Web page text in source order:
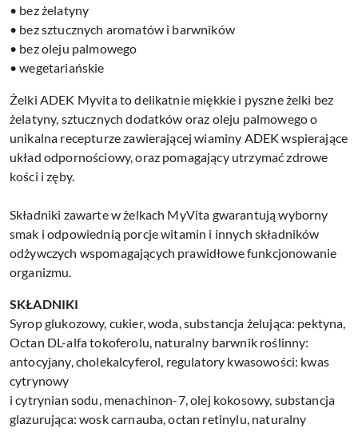
• bez żelatyny
• bez sztucznych aromatów i barwników
• bez oleju palmowego
• wegetariańskie
Żelki ADEK Myvita to delikatnie miękkie i pyszne żelki bez
żelatyny, sztucznych dodatków oraz oleju palmowego o
unikalna recepturze zawierającej wiaminy ADEK wspierające
układ odpornościowy, oraz pomagający utrzymać zdrowe
kości i zęby.
Składniki zawarte w żelkach MyVita gwarantują wyborny
smak i odpowiednią porcje witamin i innych składników
odżywczych wspomagających prawidłowe funkcjonowanie
organizmu.
SKŁADNIKI
Syrop glukozowy, cukier, woda, substancja żelująca: pektyna,
Octan DL-alfa tokoferolu, naturalny barwnik roślinny:
antocyjany, cholekalcyferol, regulatory kwasowości: kwas
cytrynowy
i cytrynian sodu, menachinon-7, olej kokosowy, substancja
glazurująca: wosk carnauba, octan retinylu, naturalny